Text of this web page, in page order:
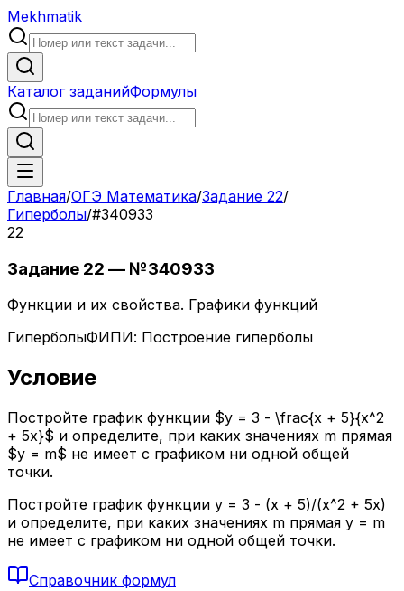
Mekhmatik
Каталог заданийФормулы
Главная/ОГЭ Математика/Задание 22/
Гиперболы/#340933
22
Задание 22 — №340933
Функции и их свойства. Графики функций
ГиперболыФИПИ: Построение гиперболы
Условие
Постройте график функции $y = 3 - \frac{x + 5}{x^2
+ 5x}$ и определите, при каких значениях m прямая
$y = m$ не имеет с графиком ни одной общей
точки.
Постройте график функции y = 3 - (x + 5)/(x^2 + 5x)
и определите, при каких значениях m прямая y = m
не имеет с графиком ни одной общей точки.
Справочник формул